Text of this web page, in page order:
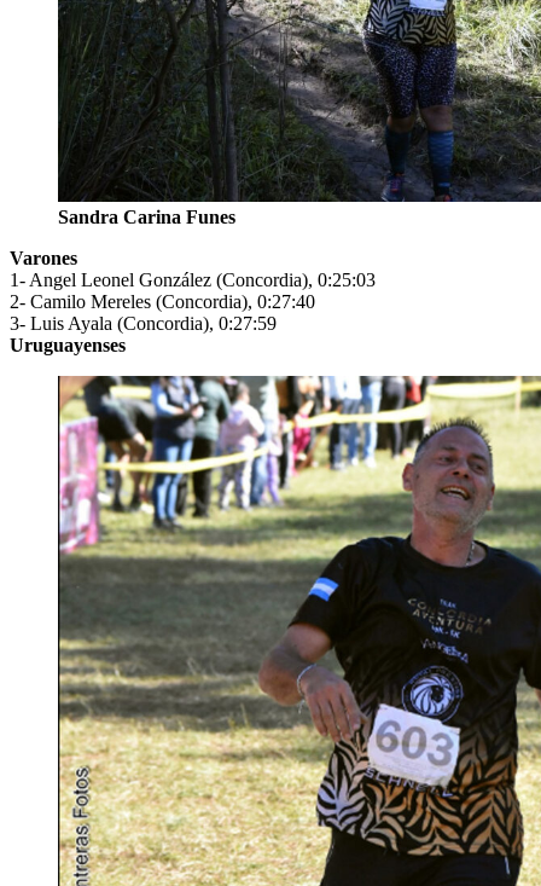
Sandra Carina Funes
Varones
1- Angel Leonel González (Concordia), 0:25:03
2- Camilo Mereles (Concordia), 0:27:40
3- Luis Ayala (Concordia), 0:27:59
Uruguayenses